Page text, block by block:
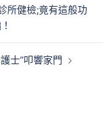
所健檢;竟有這般功
士”叩響家門